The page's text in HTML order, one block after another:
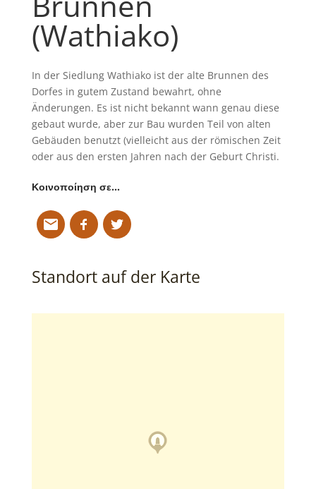
(Wathiako)
In der Siedlung Wathiako ist der alte Brunnen des
Dorfes in gutem Zustand bewahrt, ohne
Änderungen. Es ist nicht bekannt wann genau diese
gebaut wurde, aber zur Bau wurden Teil von alten
Gebäuden benutzt (vielleicht aus der römischen Zeit
oder aus den ersten Jahren nach der Geburt Christi.
Κοινοποίηση σε…
Standort auf der Karte